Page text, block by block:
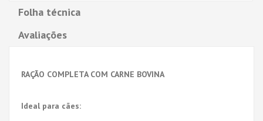
Folha técnica
Avaliações
RAÇÃO COMPLETA COM CARNE BOVINA
Ideal para cães: